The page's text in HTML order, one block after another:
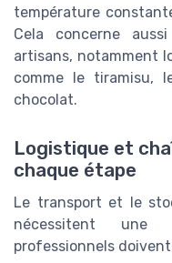
température
Cela concerne
artisans, notamment
comme le tiramisu,
chocolat.
Logistique et
chaque étape
Le transport et le
nécessitent une
professionnels doivent